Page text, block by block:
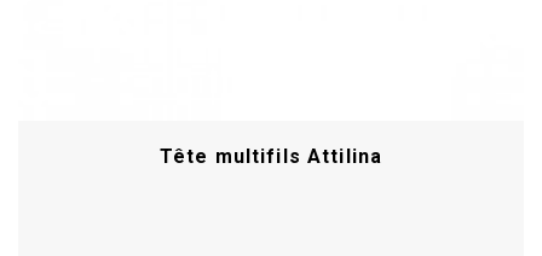
Tête multifils Attilina